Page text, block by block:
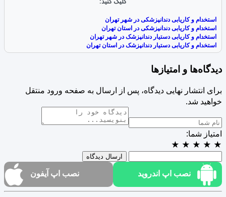
استخدام و کاریابی دندانپزشکی در شهر تهران
استخدام و کاریابی دندانپزشکی در استان تهران
استخدام و کاریابی دستیار دندانپزشک در شهر تهران
استخدام و کاریابی دستیار دندانپزشک در استان تهران
دیدگاه‌ها و امتیازها
برای انتشار نهایی دیدگاه، پس از ارسال به صفحه ورود منتقل
خواهید شد.
امتیاز شما:
★
★
★
★
★
ارسال دیدگاه
نصب اپ اندروید نصب اپ آیفون